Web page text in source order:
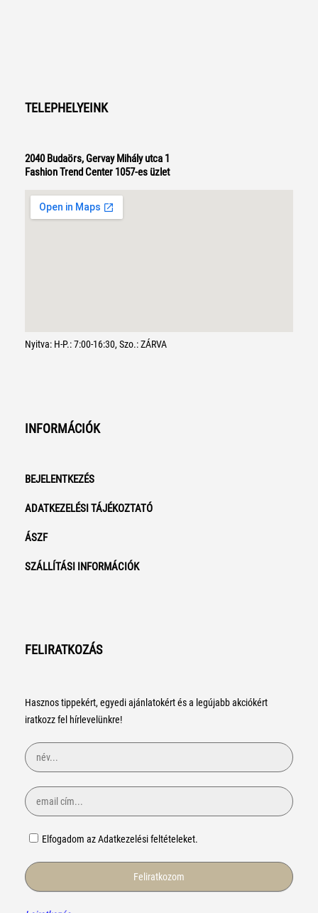
TELEPHELYEINK
2040 Budaörs, Gervay Mihály utca 1
Fashion Trend Center 1057-es üzlet
Nyitva: H-P.: 7:00-16:30, Szo.: ZÁRVA
INFORMÁCIÓK
BEJELENTKEZÉS
ADATKEZELÉSI TÁJÉKOZTATÓ
ÁSZF
SZÁLLÍTÁSI INFORMÁCIÓK
FELIRATKOZÁS
Hasznos tippekért, egyedi ajánlatokért és a legújabb akciókért
iratkozz fel hírlevelünkre!
Elfogadom az Adatkezelési feltételeket.